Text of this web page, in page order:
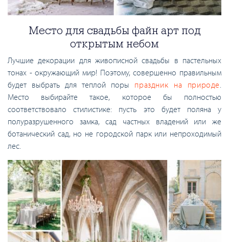
Место для свадьбы файн арт под
открытым небом
Лучшие декорации для живописной свадьбы в пастельных
тонах - окружающий мир! Поэтому, совершенно правильным
будет выбрать для теплой поры праздник на природе
Место выбирайте такое, которое бы полностью
соответствовало стилистике: пусть это будет поляна у
полуразрушенного замка, сад частных владений или же
ботанический сад, но не городской парк или непроходимый
лес.